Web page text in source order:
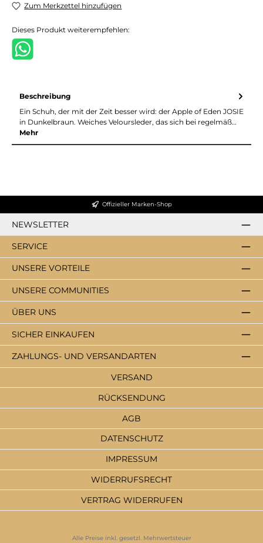
Zum Merkzettel hinzufügen
Dieses Produkt weiterempfehlen:
Beschreibung
Ein Schuh, der mit der Zeit besser wird: der Apple of Eden JOSIE
in Dunkelbraun. Weiches Veloursleder, das sich bei regelmäß…
Mehr
Offizieller Marken-Shop
NEWSLETTER
SERVICE
ZAHLUNGS- UND VERSANDARTEN
ÜBER UNS
SICHER EINKAUFEN
UNSERE VORTEILE
UNSERE COMMUNITIES
VERSAND
RÜCKSENDUNG
AGB
DATENSCHUTZ
IMPRESSUM
WIDERRUFSRECHT
VERTRAG WIDERRUFEN
Alle Preise inkl. gesetzl. Mehrwertsteuer